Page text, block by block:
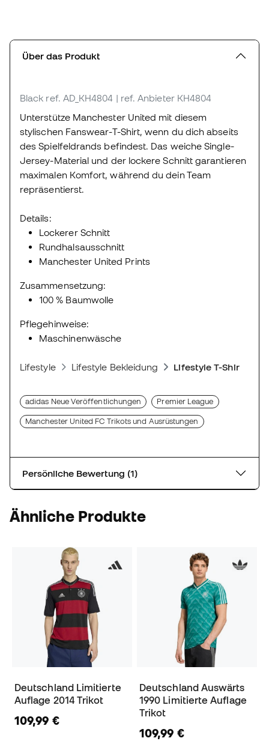
Über das Produkt
Black ref. AD_KH4804 | ref. Anbieter KH4804
Unterstütze Manchester United mit diesem
stylischen Fanswear-T-Shirt, wenn du dich abseits
des Spielfeldrands befindest. Das weiche Single-
Jersey-Material und der lockere Schnitt garantieren
maximalen Komfort, während du dein Team
repräsentierst.
Details:
Lockerer Schnitt
Rundhalsausschnitt
Manchester United Prints
Zusammensetzung:
100 % Baumwolle
Pflegehinweise:
Maschinenwäsche
Lifestyle Lifestyle Bekleidung Lifestyle T-Shirts
adidas Neue Veröffentlichungen Premier League
Manchester United FC Trikots und Ausrüstungen
Persönliche Bewertung (1)
Ähnliche Produkte
Deutschland Limitierte
Auflage 2014 Trikot
109,99 €
Deutschland Auswärts
1990 Limitierte Auflage
Trikot
109,99 €